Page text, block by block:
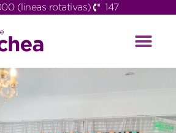
(lineas rotativas) 147